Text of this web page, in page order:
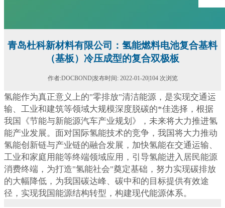
青岛杜科新材料有限公司：氢能燃料电池复合基料
（基板）冷压成型的复合双极板
作者:DOCBOND|发布时间: 2022-01-20|104 次浏览
氢能作为真正意义上的"零排放"清洁能源，是实现交通运
输、工业和建筑等领域大规模深度脱碳的*佳选择，根据
我国《节能与新能源汽车产业规划》，未来将大力推进氢
能产业发展。面对国际氢能技术的竞争，我国将大力推动
氢能创新链与产业链的融合发展，加快氢能在交通运输、
工业和家庭用能等终端领域应用，引导氢能进入居民能源
消费终端，为打造"氢能社会"奠定基础，努力实现碳排放
的大幅降低，为我国碳达峰、碳中和的目标提供有效途
径，实现我国能源结构转型，构建现代能源体系。